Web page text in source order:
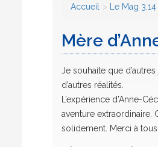
Accueil Le Mag 3.14
Mère
Je souhaite que
d’autres réalités.
L’expérience d’Anne-
aventure extraordinaire.
solidement. Merci à tous.